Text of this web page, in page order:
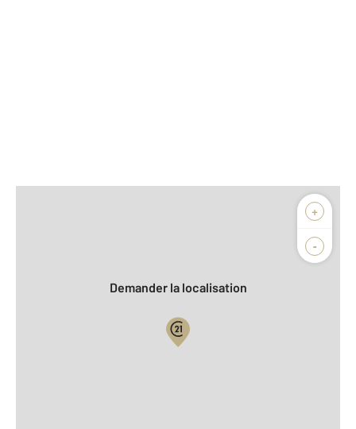
+
-
Biens vendus
Demander la localisation